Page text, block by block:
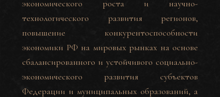
экономического роста и научно-
технологического развития регионов,
повышение конкурентоспособности
экономики РФ на мировых рынках на основе
сбалансированного и устойчивого социально-
экономического развития субъектов
Федерации и муниципальных образований, а